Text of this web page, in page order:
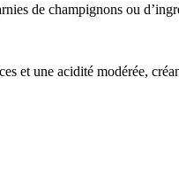
de champignons ou
et une acidité modérée,